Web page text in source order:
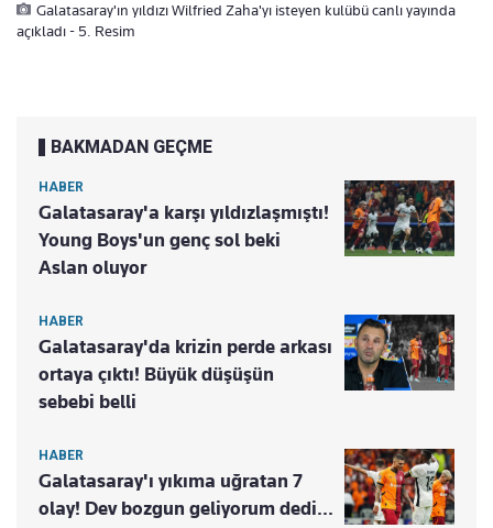
Galatasaray'ın yıldızı Wilfried Zaha'yı isteyen kulübü canlı yayında
açıkladı - 5. Resim
BAKMADAN GEÇME
HABER
Galatasaray'a karşı yıldızlaşmıştı!
Young Boys'un genç sol beki
Aslan oluyor
HABER
Galatasaray'da krizin perde arkası
ortaya çıktı! Büyük düşüşün
sebebi belli
HABER
Galatasaray'ı yıkıma uğratan 7
olay! Dev bozgun geliyorum dedi...